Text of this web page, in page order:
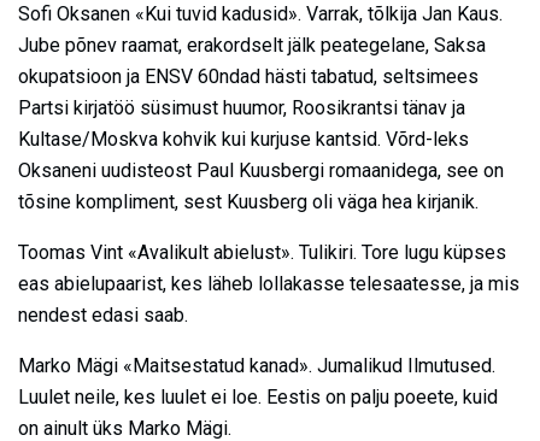
Sofi Oksanen «Kui tuvid kadusid». Varrak, tõlkija Jan Kaus.
Jube põnev raamat, erakordselt jälk peategelane, Saksa
okupatsioon ja ENSV 60ndad hästi tabatud, seltsimees
Partsi kirjatöö süsimust huumor, Roosikrantsi tänav ja
Kultase/Moskva kohvik kui kurjuse kantsid. Võrd-leks
Oksaneni uudisteost Paul Kuusbergi romaanidega, see on
tõsine kompliment, sest Kuusberg oli väga hea kirjanik.
Toomas Vint «Avalikult abielust». Tulikiri. Tore lugu küpses
eas abielupaarist, kes läheb lollakasse telesaatesse, ja mis
nendest edasi saab.
Marko Mägi «Maitsestatud kanad». Jumalikud Ilmutused.
Luulet neile, kes luulet ei loe. Eestis on palju poeete, kuid
on ainult üks Marko Mägi.